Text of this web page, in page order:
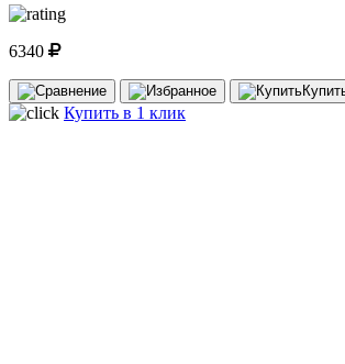
6340
Купить в 1 клик